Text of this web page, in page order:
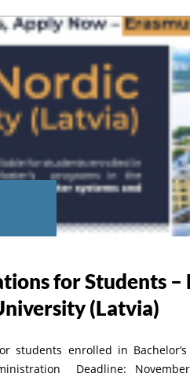
for Students
(Latvia)
students enrolled in
Mobility: One semester Mobility